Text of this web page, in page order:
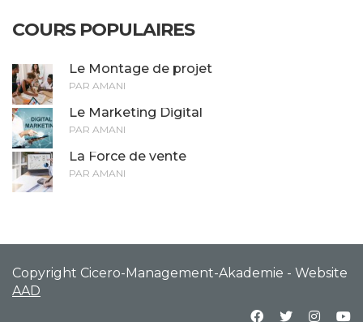
COURS POPULAIRES
Le Montage de projet
PAR AMANI
Le Marketing Digital
PAR AMANI
La Force de vente
PAR AMANI
Copyright Cicero-Management-Akademie - Website
AAD